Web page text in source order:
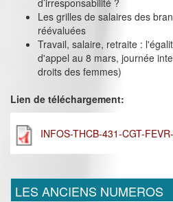
d’irresponsabilité ?
Les grilles de salaires des
réévaluées
Travail, salaire, retraite :
d'appel au 8 mars, journée
droits des femmes)
Lien de téléchargement:
INFOS-THCB-431-CGT-
LES ANCIENS NUMEROS